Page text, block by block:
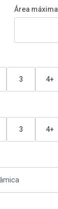
Área máxima
3 4+
3 4+